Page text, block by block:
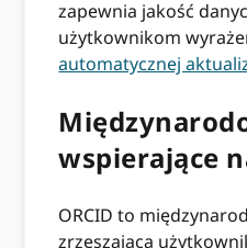
zapewnia jakość
użytkownikom
automatycznej
wspierające
ORCID to
zrzeszająca